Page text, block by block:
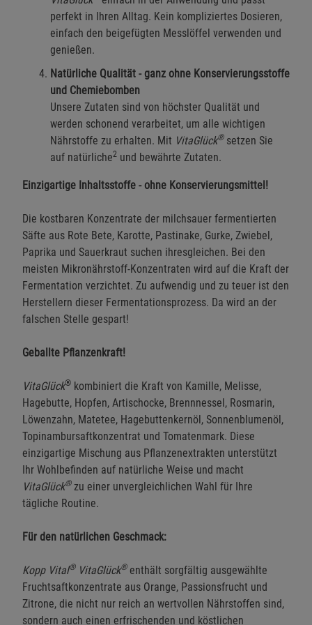
perfekt in Ihren Alltag. Kein kompliziertes Dosieren,
einfach den beigefügten Messlöffel verwenden und
genießen.
Natürliche Qualität - ganz ohne Konservierungsstoffe
und Chemiebomben
Unsere Zutaten sind von höchster Qualität und
werden schonend verarbeitet, um alle wichtigen
Nährstoffe zu erhalten. Mit VitaGlück®setzen Sie
auf natürliche2 und bewährte Zutaten.
Einzigartige Inhaltsstoffe - ohne Konservierungsmittel!
Die kostbaren Konzentrate der milchsauer fermentierten
Säfte aus Rote Bete, Karotte, Pastinake, Gurke, Zwiebel,
Paprika und Sauerkraut suchen ihresgleichen. Bei den
meisten Mikronährstoff-Konzentraten wird auf die Kraft der
Fermentation verzichtet. Zu aufwendig und zu teuer ist den
Herstellern dieser Fermentationsprozess. Da wird an der
falschen Stelle gespart!
Geballte Pflanzenkraft!
VitaGlück® kombiniert die Kraft von Kamille, Melisse,
Hagebutte, Hopfen, Artischocke, Brennnessel, Rosmarin,
Löwenzahn, Matetee, Hagebuttenkernöl, Sonnenblumenöl,
Topinambursaftkonzentrat und Tomatenmark. Diese
einzigartige Mischung aus Pflanzenextrakten unterstützt
Ihr Wohlbefinden auf natürliche Weise und macht
VitaGlück®zu einer unvergleichlichen Wahl für Ihre
tägliche Routine.
Für den natürlichen Geschmack:
Kopp Vital®VitaGlück®enthält sorgfältig ausgewählte
Fruchtsaftkonzentrate aus Orange, Passionsfrucht und
Zitrone, die nicht nur reich an wertvollen Nährstoffen sind,
sondern auch einen erfrischenden und köstlichen
Einstellungen speichern für die Gruppe
Notwendige Cookies (5)
Beschreibung Notwendige Cookies
Cookie-Informationenanzeigen
Funktionale Cookies (1)
Statistik Cookies (2) Statistik Cookies
Beschreibung Statistik Cookies
Cookie-Informationenanzeigen
Marketing Cookies (3)
Datenschutzerklärung Impressum